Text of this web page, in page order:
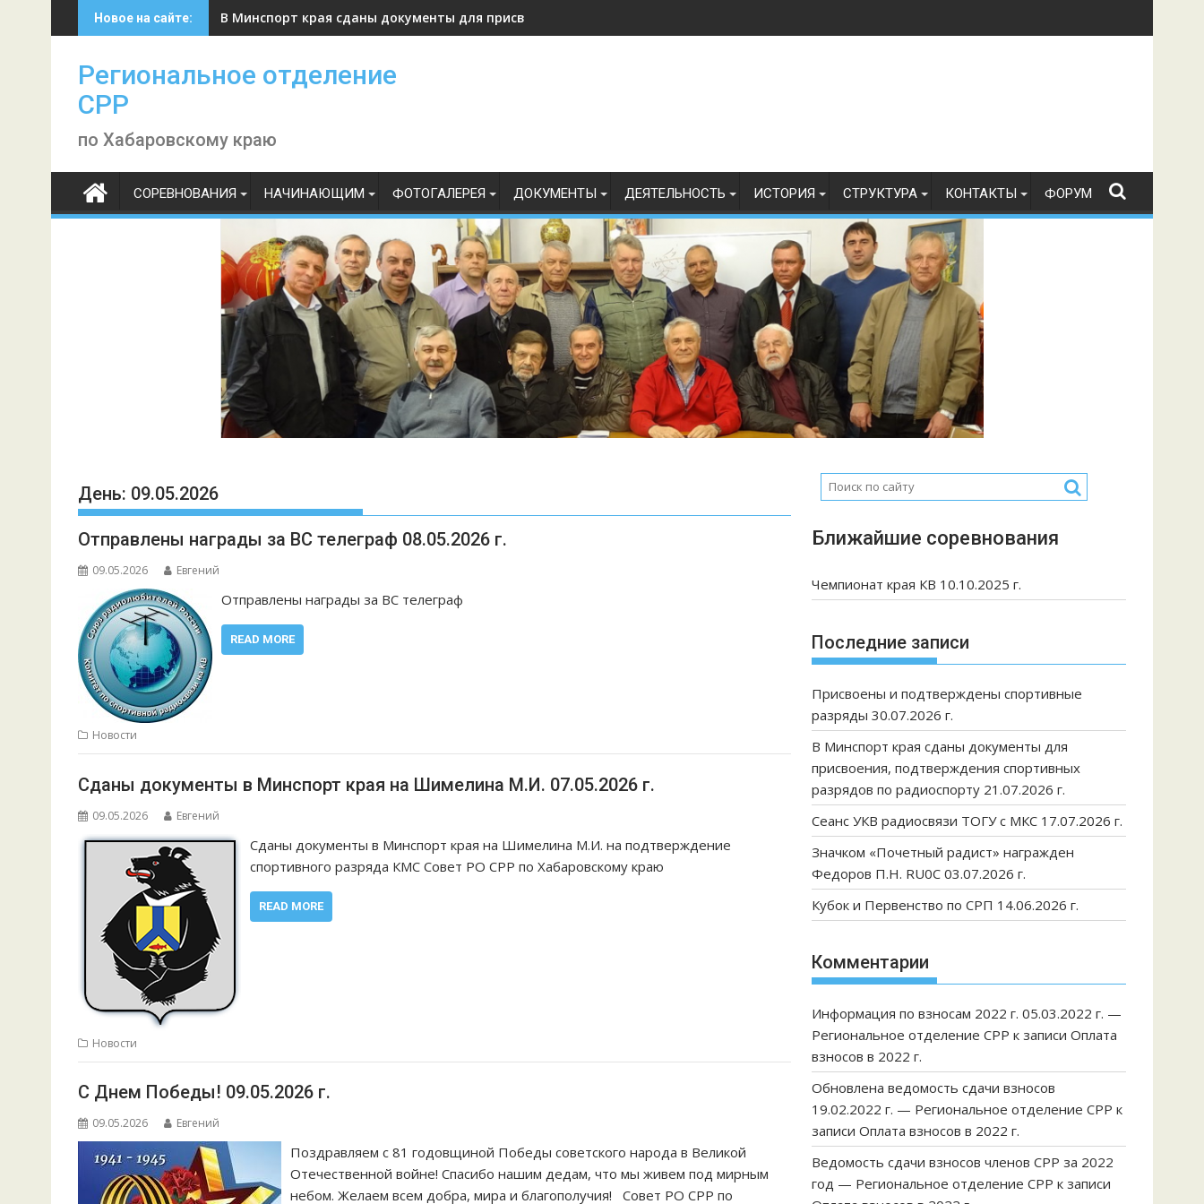
to
Новое на сайте: В Минспорт края сданы документы для присвоения, подтверждения спортивных разрядов по радиоспорту 21.07.2026 г.
Региональное отделение
СРР
по Хабаровскому краю
СОРЕВНОВАНИЯ НАЧИНАЮЩИМ ФОТОГАЛЕРЕЯ ДОКУМЕНТЫ ДЕЯТЕЛЬНОСТЬ ИСТОРИЯ СТРУКТУРА КОНТАКТЫ ФОРУМ
День: 09.05.2026
Отправлены награды за ВС телеграф 08.05.2026 г.
09.05.2026 Евгений
Отправлены награды за ВС телеграф
READ MORE
Новости
Сданы документы в Минспорт края на Шимелина М.И. 07.05.2026 г.
09.05.2026 Евгений
Сданы документы в Минспорт края на Шимелина М.И. на подтверждение
спортивного разряда КМС Совет РО СРР по Хабаровскому краю
READ MORE
Новости
С Днем Победы! 09.05.2026 г.
09.05.2026 Евгений
Поздравляем с 81 годовщиной Победы советского народа в Великой
Отечественной войне! Спасибо нашим дедам, что мы живем под мирным
небом. Желаем всем добра, мира и благополучия! Совет РО СРР по
Ближайшие соревнования
Чемпионат края КВ 10.10.2025 г.
Последние записи
Присвоены и подтверждены спортивные
разряды 30.07.2026 г.
В Минспорт края сданы документы для
присвоения, подтверждения спортивных
разрядов по радиоспорту 21.07.2026 г.
Сеанс УКВ радиосвязи ТОГУ с МКС 17.07.2026 г.
Значком «Почетный радист» награжден
Федоров П.Н. RU0C 03.07.2026 г.
Кубок и Первенство по СРП 14.06.2026 г.
Комментарии
Информация по взносам 2022 г. 05.03.2022 г. —
Региональное отделение СРР к записи Оплата
взносов в 2022 г.
Обновлена ведомость сдачи взносов
19.02.2022 г. — Региональное отделение СРР к
записи Оплата взносов в 2022 г.
Ведомость сдачи взносов членов СРР за 2022
год — Региональное отделение СРР к записи